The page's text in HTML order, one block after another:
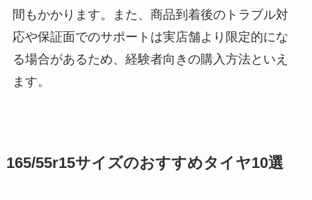
間もかかります。また、商品到着後のトラブル対
応や保証面でのサポートは実店舗より限定的にな
る場合があるため、経験者向きの購入方法といえ
ます。
165/55r15サイズのおすすめタイヤ10選